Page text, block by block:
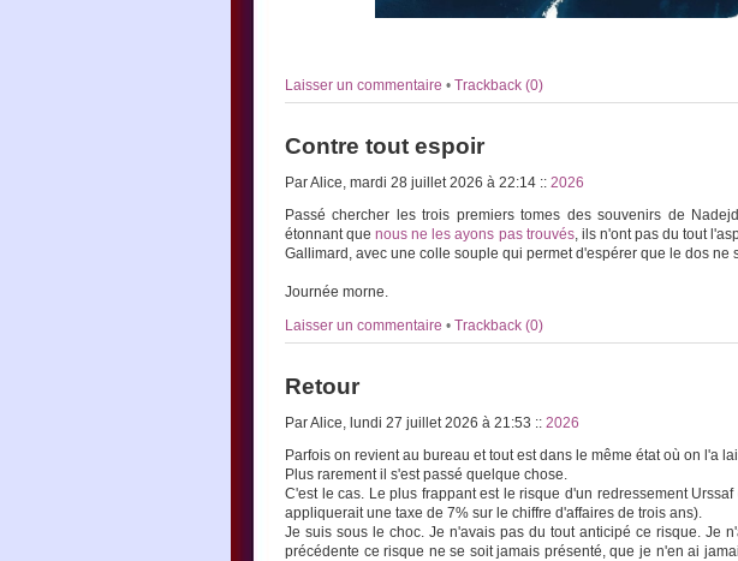
Laisser un commentaire • Trackback (0)
Contre tout espoir
Par Alice, mardi 28 juillet 2026 à 22:14 :: 2026
Passé chercher les trois premiers tomes des souvenirs de
étonnant quenous ne les ayons pas trouvés, ils n'ont pas du tout
Gallimard, avec une colle souple qui permet d'espérer que le dos ne
Journée morne.
Laisser un commentaire • Trackback (0)
Retour
Par Alice, lundi 27 juillet 2026 à 21:53 :: 2026
Parfois on revient au bureau et tout est dans le même état où on l'a
Plus rarement il s'est passé quelque chose.
C'est le cas. Le plus frappant est le risque d'un redressement
appliquerait une taxe de 7% sur le chiffre d'affaires de trois ans).
Je suis sous le choc. Je n'avais pas du tout anticipé ce risque. Je
précédente ce risque ne se soit jamais présenté, que je n'en ai